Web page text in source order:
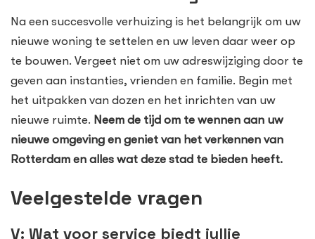
Na een succesvolle verhuizing is het belangrijk om uw
nieuwe woning te settelen en uw leven daar weer op
te bouwen. Vergeet niet om uw adreswijziging door te
geven aan instanties, vrienden en familie. Begin met
het uitpakken van dozen en het inrichten van uw
nieuwe ruimte. Neem de tijd om te wennen aan uw
nieuwe omgeving en geniet van het verkennen van
Rotterdam en alles wat deze stad te bieden heeft.
Veelgestelde vragen
V: Wat voor service biedt jullie